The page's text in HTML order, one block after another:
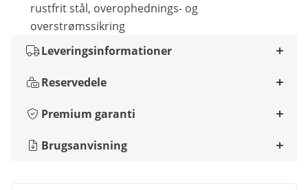
rustfrit stål, overophednings- og
overstrømssikring
Leveringsinformationer
Reservedele
Premium garanti
Brugsanvisning